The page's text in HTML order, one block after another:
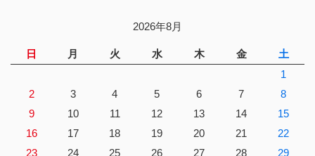
2026年8月
日 月 火 水 木 金 土
1
2
3 4 5 6 7
8
9
10 11 12 13 14
15
16
17 18 19 20 21
22
23
24 25 26 27 28
29